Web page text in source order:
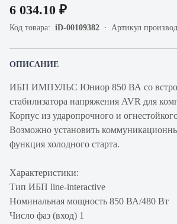
6 034.10 ₽
Код товара: iD-00109382 Артикул
ОПИСАНИЕ
ИБП ИМПУЛЬС Юниор 850 ВА со
стабилизатора напряжения AVR для
Корпус из ударопрочного и
Возможно установить
функция холодного старта.
Характеристики:
Тип ИБП line-interactive
Номинальная мощность 850 ВА/480 Вт
Число фаз (вход) 1